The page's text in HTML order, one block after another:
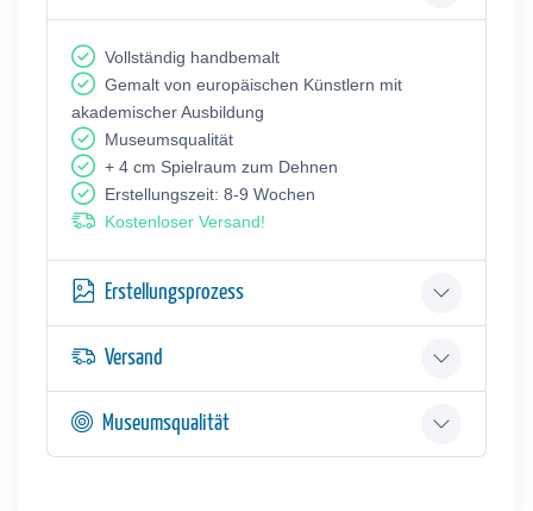
Vollständig handbemalt
Gemalt von europäischen Künstlern mit
akademischer Ausbildung
Museumsqualität
+ 4 cm Spielraum zum Dehnen
Erstellungszeit: 8-9 Wochen
Kostenloser Versand!
Erstellungsprozess
Versand
Museumsqualität